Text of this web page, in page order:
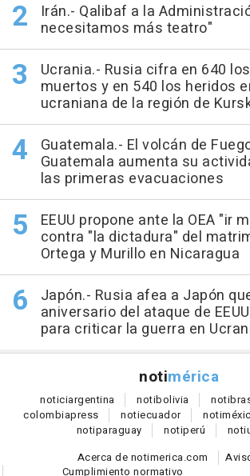
Irán.- Qalibaf a la
necesitamos más teatro"
Ucrania.- Rusia cifra en 640
muertos y en 540 los heridos
ucraniana de la región de
Guatemala.- El volcán de
Guatemala aumenta su
las primeras evacuaciones
EEUU propone ante la OEA "ir
contra "la dictadura" del
Ortega y Murillo en Nicaragua
Japón.- Rusia afea a Japón
aniversario del ataque de
para criticar la guerra en
notimérica
noticiargentina notibolivia noti
colombiapress notiecuador noti
notiparaguay notiperú noti
Acerca de notimerica.com
Cumplimiento normativo